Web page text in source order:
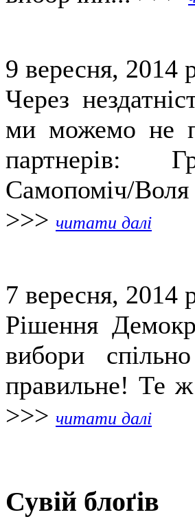
9 вересня, 2014
Через
ми можемо не
партнерів:
Самопоміч/
>>> читати далі
7 вересня, 2014
Рішення
вибори
правильне! Те
>>> читати далі
Сувій блоґів